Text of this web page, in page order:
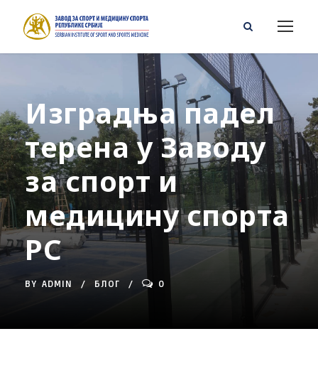
Изградња падел
терена у Заводу
за спорт и
медицину спорта
РС
BY ADMIN БЛОГ 0